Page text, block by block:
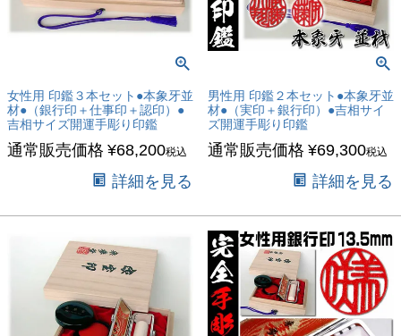
女性用 印鑑３本セット●本象牙並
材●（銀行印＋仕事印＋認印）●
吉相サイズ開運手彫り印鑑
通常販売価格 ¥68,200税込
詳細を見る
男性用 印鑑２本セット●本象牙並
材●（実印＋銀行印）●吉相サイ
ズ開運手彫り印鑑
通常販売価格 ¥69,300税込
詳細を見る